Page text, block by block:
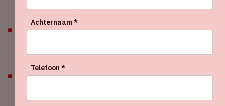
tassen of koffers zijn niet toegestaan.
Het is voor bezoekers niet toegestaan eten en
vind je verschillende eet- en drinkgelegenheden.
Het dragen van voetbalshirts, club gerelateerde,
Achternaam *
Telefoon *